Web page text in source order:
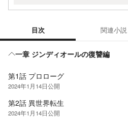
目次 関連小説
一章 ジンディオールの復讐編
第1話 プロローグ
2024年1月14日公開
第2話 異世界転生
2024年1月14日公開